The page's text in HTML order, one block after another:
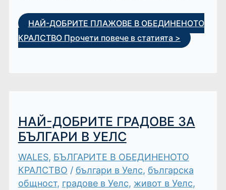
НАЙ-ДОБРИТЕ ПЛАЖОВЕ В ОБЕДИНЕНОТО
КРАЛСТВОПрочети повече в статията >
НАЙ-ДОБРИТЕ ГРАДОВЕ ЗА
БЪЛГАРИ В УЕЛС
WALES, БЪЛГАРИТЕ В ОБЕДИНЕНОТО
КРАЛСТВО / българи в Уелс, българска
общност, градове в Уелс, живот в Уелс,